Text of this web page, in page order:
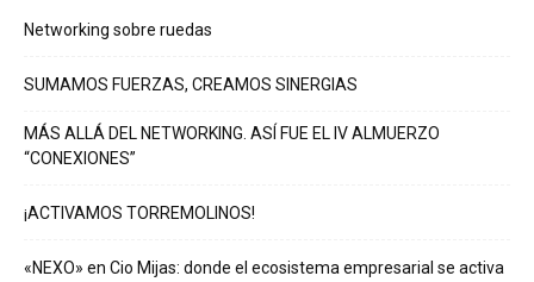
Networking sobre ruedas
SUMAMOS FUERZAS, CREAMOS SINERGIAS
MÁS ALLÁ DEL NETWORKING. ASÍ FUE EL IV ALMUERZO
“CONEXIONES”
¡ACTIVAMOS TORREMOLINOS!
«NEXO» en Cio Mijas: donde el ecosistema empresarial se activa